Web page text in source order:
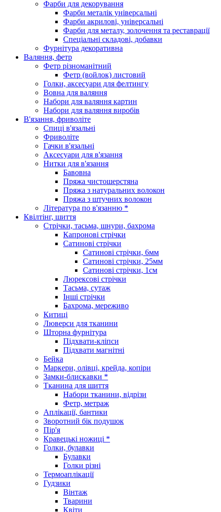
Фарби для декорування
Фарби металік універсальні
Фарби акрилові, універсальні
Фарби для металу, золочення та реставрації
Спеціальні складові, добавки
Фурнітура декоративна
Валяння, фетр
Фетр різноманітний
Фетр (войлок) листовий
Голки, аксесуари для фелтингу
Вовна для валяння
Набори для валяння картин
Набори для валяння виробів
В'язання, фриволіте
Спиці в'язальні
Фриволіте
Гачки в'язальні
Аксесуари для в'язання
Нитки для в'язання
Бавовна
Пряжа чистошерстяна
Пряжа з натуральних волокон
Пряжа з штучних волокон
Література по в'язанню *
Квілтінг, шиття
Стрічки, тасьма, шнури, бахрома
Капронові стрічки
Сатинові стрічки
Сатинові стрічки, 6мм
Сатинові стрічки, 25мм
Сатинові стрічки, 1см
Люрексові стрічки
Тасьма, сутаж
Інші стрічки
Бахрома, мереживо
Китиці
Люверси для тканини
Шторна фурнітура
Підхвати-кліпси
Підхвати магнітні
Бейка
Маркери, олівці, крейда, копіри
Замки-блискавки *
Тканина для шиття
Набори тканини, відрізи
Фетр, метраж
Аплікації, бантики
Зворотний бік подушок
Пір'я
Кравецькі ножиці *
Голки, булавки
Булавки
Голки різні
Термоаплікації
Гудзики
Вінтаж
Тварини
Квіти